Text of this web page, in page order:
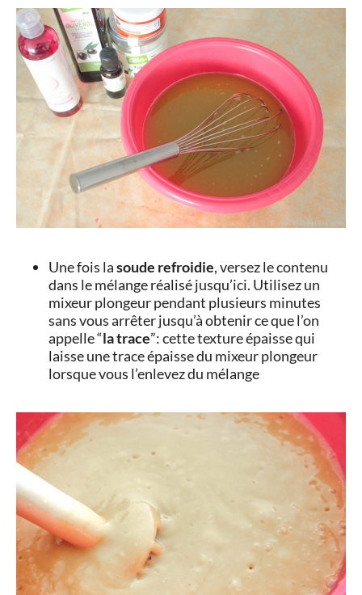
Une fois lasoude refroidie, versez le contenu
dans le mélange réalisé jusqu’ici. Utilisez un
mixeur plongeur pendant plusieurs minutes
sans vous arrêter jusqu’à obtenir ce que l’on
appelle “la trace”: cette texture épaisse qui
laisse une trace épaisse du mixeur plongeur
lorsque vous l’enlevez du mélange